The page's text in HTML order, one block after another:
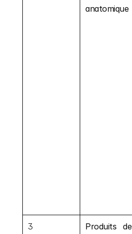
anatomique
3
Produits de